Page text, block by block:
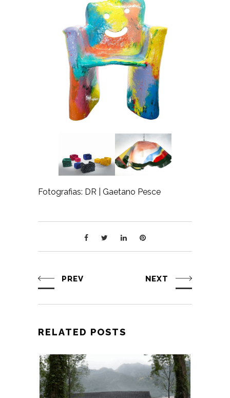
Fotografias: DR | Gaetano Pesce
PREV NEXT
RELATED POSTS